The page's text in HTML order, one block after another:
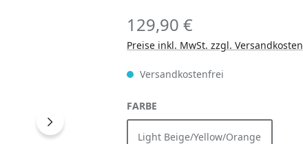
129,90 €
Preise inkl. MwSt. zzgl. Versandkosten
Versandkostenfrei
FARBEAUSWÄHLEN
Light Beige/Yellow/Orange